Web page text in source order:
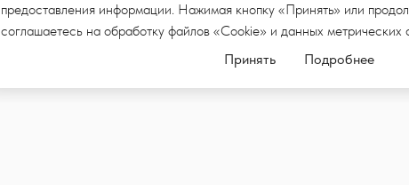
предоставления информации. Нажимая кнопку «Принять» или
соглашаетесь на обработку файлов «Cookie» и данных метрических
Принять
Подробнее